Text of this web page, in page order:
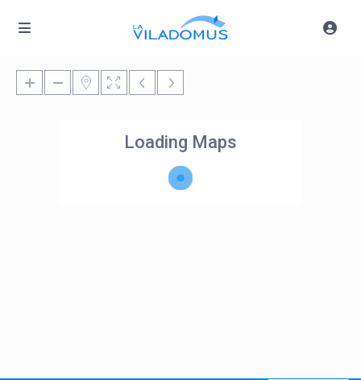
Loading Maps